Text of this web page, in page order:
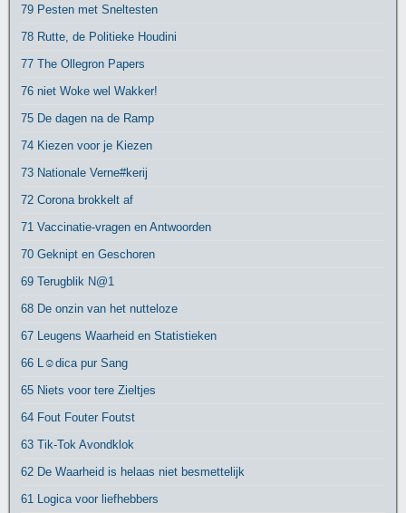
79 Pesten met Sneltesten
78 Rutte, de Politieke Houdini
77 The Ollegron Papers
76 niet Woke wel Wakker!
75 De dagen na de Ramp
74 Kiezen voor je Kiezen
73 Nationale Verne#kerij
72 Corona brokkelt af
71 Vaccinatie-vragen en Antwoorden
70 Geknipt en Geschoren
69 Terugblik N@1
68 De onzin van het nutteloze
67 Leugens Waarheid en Statistieken
66 L☺dica pur Sang
65 Niets voor tere Zieltjes
64 Fout Fouter Foutst
63 Tik-Tok Avondklok
62 De Waarheid is helaas niet besmettelijk
61 Logica voor liefhebbers